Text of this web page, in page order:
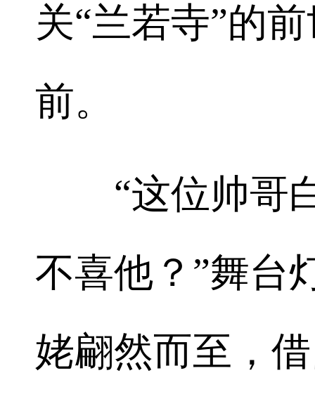
关“兰若寺”的
前。
“这位帅哥白
不喜他？”舞台
姥翩然而至，